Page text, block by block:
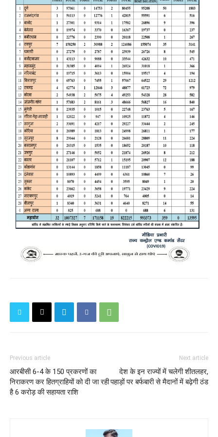
Previous article
आरबीसी 6-4 के 150 प्रकरणों का
निराकरण कर हितग्राहियों को दी जा रही
है 6 करोड़ की सहायता राशि
Next article
देश के इन राज्यों में चलेगी शीतलहर,
पहाड़ों पर बर्फबारी से मैदानों में बढ़ेगी ठंड